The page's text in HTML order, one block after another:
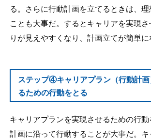
る。さらに行動計画を立てるときは、
ことも大事だ。するとキャリアを実現
りが見えやすくなり、計画立てが簡単に
ステップ④キャリアプラン（行動計
るための行動をとる
キャリアプランを実現させるための行動
計画に沿って行動することが大事だ。